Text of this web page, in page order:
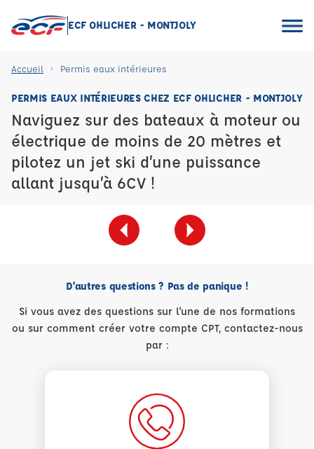
ECF OHLICHER - MONTJOLY
Accueil Permis eaux intérieures
PERMIS EAUX INTÉRIEURES CHEZ ECF OHLICHER - MONTJOLY
Naviguez sur des bateaux à moteur ou
électrique de moins de 20 mètres et
pilotez un jet ski d’une puissance
allant jusqu’à 6CV !
D'autres questions ? Pas de panique !
Si vous avez des questions sur l'une de nos formations
ou sur comment créer votre compte CPT, contactez-nous
par :